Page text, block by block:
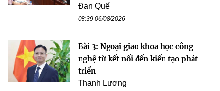
Đan Quế
08:39 06/08/2026
Bài 3: Ngoại giao khoa học công
nghệ từ kết nối đến kiến tạo phát
triển
Thanh Lương